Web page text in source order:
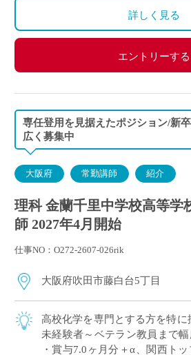
◇保険：私学共済、雇用保険、
詳しく見る
エントリーする
専任登用を見据えたポジション/新
広く募集中
大阪府 常勤講師 紹介
理科 金蘭千里中学校高等学
師 2027年4月開始
仕事NO：O272-2607-026rik
大阪府吹田市藤白台5丁目
高校化学を専門とする方を特
未経験者～ベテラン教員まで
・賞与7.0ヶ月分＋α、関西ト